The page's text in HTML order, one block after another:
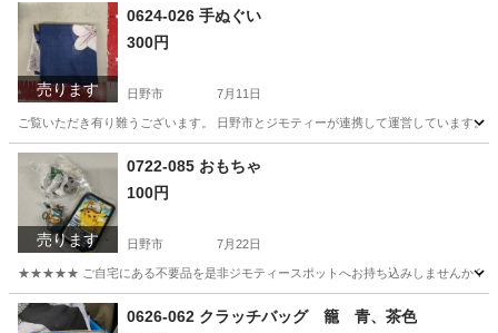
売ります
0624-026 手ぬぐい
300円
日野市 7月11日
ご覧いただき有り難うございます。 日野市とジモティーが連携して運営していま
東京 日野市 現地
売ります
0722-085 おもちゃ
100円
日野市 7月22日
★★★★★ ご自宅にある不要品を是非ジモティースポットへお持ち込みしませんか？
東京 日野市 現地
0626-062 クラッチバッグ 籠 青、茶色